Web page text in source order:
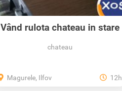
Vând rulota chateau in stare
chateau
Magurele, Ilfov 12h